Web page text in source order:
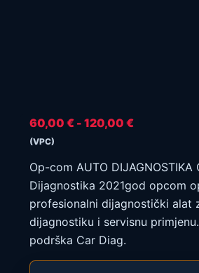
60,00 € - 120,00 €Raspon
(VPC)
Op-com AUTO DIJAGNOSTIKA
Dijagnostika 2021god opcom
profesionalni dijagnostički alat
dijagnostiku i servisnu
podrška Car Diag.